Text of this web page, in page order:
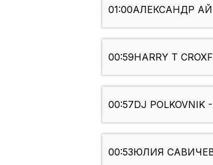
01:00АЛЕКСАНДР
00:59HARRY T
00:57DJ POLKOVNIK
00:53ЮЛИЯ